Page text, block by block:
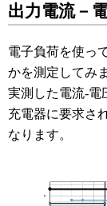
出力電流－
電子負荷を使っ
かを測定してみ
実測した電流-電
充電器に要求さ
なります。